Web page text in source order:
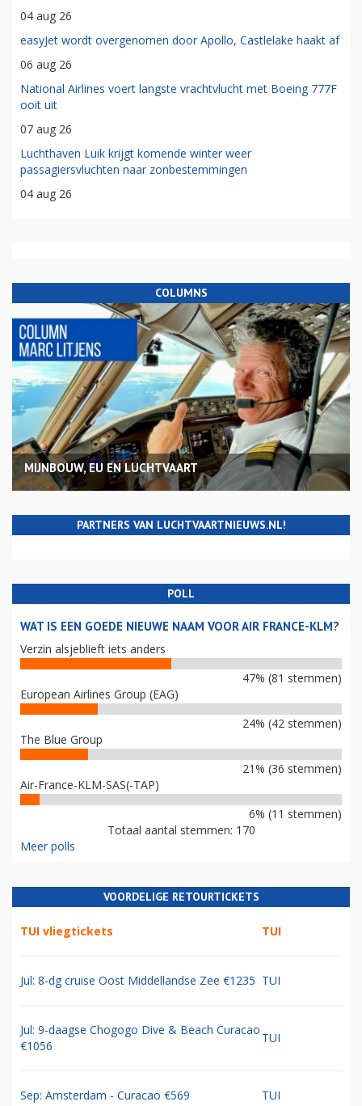
04 aug 26
easyJet wordt overgenomen door Apollo, Castlelake haakt af
06 aug 26
National Airlines voert langste vrachtvlucht met Boeing 777F
ooit uit
07 aug 26
Luchthaven Luik krijgt komende winter weer
passagiersvluchten naar zonbestemmingen
04 aug 26
COLUMNS
MIJNBOUW, EU EN LUCHTVAART
PARTNERS VAN LUCHTVAARTNIEUWS.NL!
POLL
WAT IS EEN GOEDE NIEUWE NAAM VOOR AIR FRANCE-KLM?
Verzin alsjeblieft iets anders
47% (81 stemmen)
European Airlines Group (EAG)
24% (42 stemmen)
The Blue Group
21% (36 stemmen)
Air-France-KLM-SAS(-TAP)
6% (11 stemmen)
Totaal aantal stemmen: 170
Meer polls
VOORDELIGE RETOURTICKETS
TUI vliegtickets TUI
Jul: 8-dg cruise Oost Middellandse Zee €1235 TUI
Jul: 9-daagse Chogogo Dive & Beach Curacao
€1056
TUI
Sep: Amsterdam - Curacao €569 TUI